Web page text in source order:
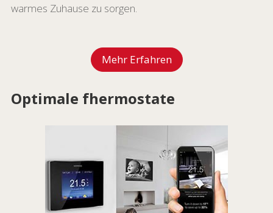
warmes Zuhause zu sorgen.
Mehr Erfahren
Optimale fhermostate